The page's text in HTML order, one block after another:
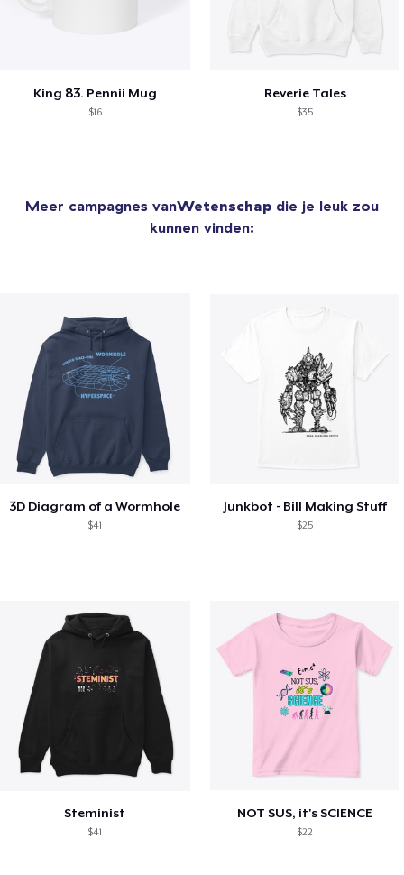
King 83. Pennii Mug
$16
Reverie Tales
$35
Meer campagnes vanWetenschap die je leuk zou
kunnen vinden:
3D Diagram of a Wormhole
$41
Junkbot - Bill Making Stuff
$25
Steminist
$41
NOT SUS, it's SCIENCE
$22